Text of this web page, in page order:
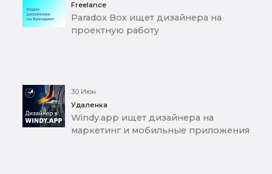
Freelance
Paradox Box ищет дизайнера на
проектную работу
30 Июн
Удаленка
Windy.app ищет дизайнера на
маркетинг и мобильные приложения